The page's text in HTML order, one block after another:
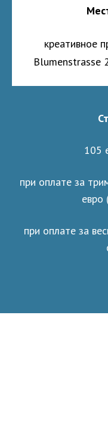
креативное
Blumenstrasse
105
при оплате за
евро
при оплате за